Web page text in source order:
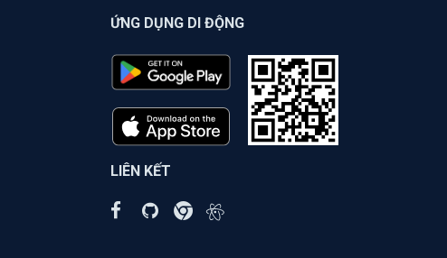
ỨNG DỤNG DI ĐỘNG
LIÊN KẾT